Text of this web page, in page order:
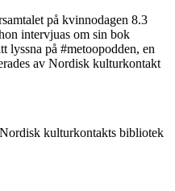
på kvinnodagen 8.3
intervjuas om sin bok
lyssna på #metoopodden, en
av Nordisk kulturkontakt
kulturkontakts bibliotek